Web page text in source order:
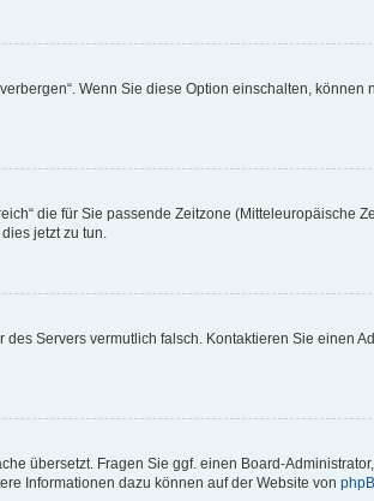
Wenn Sie diese Option einschalten, können
die für Sie passende Zeitzone (Mitteleuropäische
jetzt zu tun.
Servers vermutlich falsch. Kontaktieren Sie einen
übersetzt. Fragen Sie ggf. einen Board-
Informationen dazu können auf der Website von